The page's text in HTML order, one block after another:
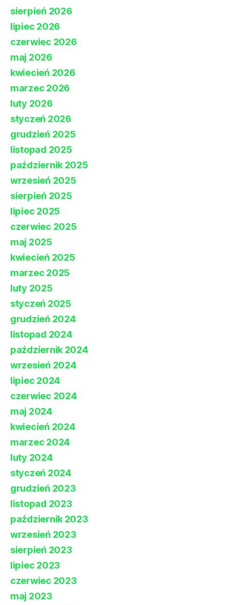
sierpień 2026
lipiec 2026
czerwiec 2026
maj 2026
kwiecień 2026
marzec 2026
luty 2026
styczeń 2026
grudzień 2025
listopad 2025
październik 2025
wrzesień 2025
sierpień 2025
lipiec 2025
czerwiec 2025
maj 2025
kwiecień 2025
marzec 2025
luty 2025
styczeń 2025
grudzień 2024
listopad 2024
październik 2024
wrzesień 2024
lipiec 2024
czerwiec 2024
maj 2024
kwiecień 2024
marzec 2024
luty 2024
styczeń 2024
grudzień 2023
listopad 2023
październik 2023
wrzesień 2023
sierpień 2023
lipiec 2023
czerwiec 2023
maj 2023